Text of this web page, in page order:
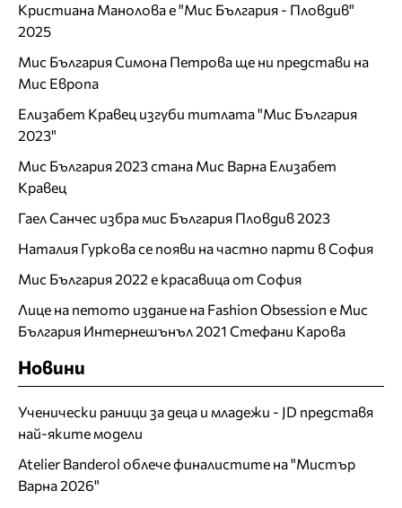
Кристиана Манолова е "Мис България - Пловдив"
2025
Мис България Симона Петрова ще ни представи на
Мис Европа
Елизабет Кравец изгуби титлата "Мис България
2023"
Мис България 2023 стана Мис Варна Елизабет
Кравец
Гаел Санчес избра мис България Пловдив 2023
Наталия Гуркова се появи на частно парти в София
Мис България 2022 е красавица от София
Лице на петото издание на Fashion Obsession е Мис
България Интернешънъл 2021 Стефани Карова
Новини
Ученически раници за деца и младежи - JD представя
най-яките модели
Atelier Banderol облече финалистите на "Мистър
Варна 2026"